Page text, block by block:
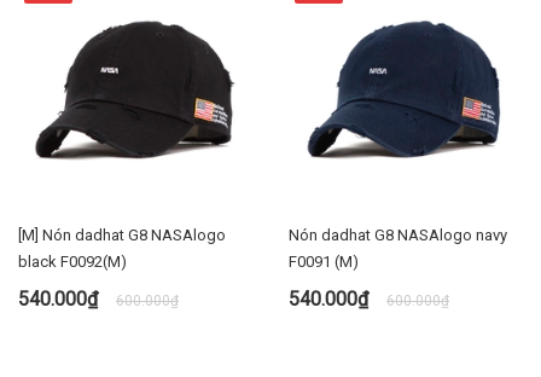
[M] Nón dadhat G8 NASAlogo
black F0092(M)
540.000₫ 600.000₫
Nón dadhat G8 NASAlogo navy
F0091 (M)
540.000₫ 600.000₫